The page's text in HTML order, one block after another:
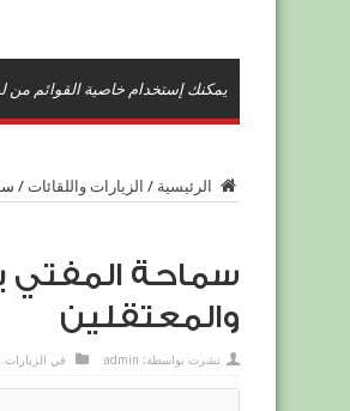
يمكنك إستخدام خاصية القوائم من
الرئيسية / الزيارات واللقائات /
سماحة المفتي
والمعتقلين
نشرت بواسطة: admin في الزيارات